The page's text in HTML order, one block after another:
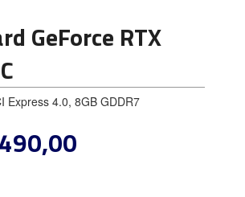
GeForce RTX
Express 4.0, 8GB GDDR7